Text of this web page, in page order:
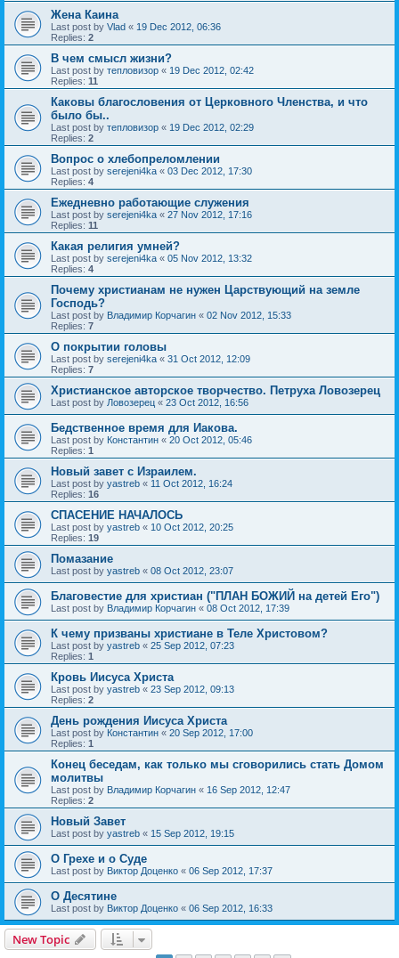
Жена Каина
Last post by Vlad « 19 Dec 2012, 06:36
Replies: 2
В чем смысл жизни?
Last post by тепловизор « 19 Dec 2012, 02:42
Replies: 11
Каковы благословения от Церковного Членства, и что
было бы..
Last post by тепловизор « 19 Dec 2012, 02:29
Replies: 2
Вопрос о хлебопреломлении
Last post by serejeni4ka « 03 Dec 2012, 17:30
Replies: 4
Ежедневно работающие служения
Last post by serejeni4ka « 27 Nov 2012, 17:16
Replies: 11
Какая религия умней?
Last post by serejeni4ka « 05 Nov 2012, 13:32
Replies: 4
Почему христианам не нужен Царствующий на земле
Господь?
Last post by Владимир Корчагин « 02 Nov 2012, 15:33
Replies: 7
О покрытии головы
Last post by serejeni4ka « 31 Oct 2012, 12:09
Replies: 7
Христианское авторское творчество. Петруха Ловозерец
Last post by Ловозерец « 23 Oct 2012, 16:56
Бедственное время для Иакова.
Last post by Константин « 20 Oct 2012, 05:46
Replies: 1
Новый завет с Израилем.
Last post by yastreb « 11 Oct 2012, 16:24
Replies: 16
СПАСЕНИЕ НАЧАЛОСЬ
Last post by yastreb « 10 Oct 2012, 20:25
Replies: 19
Помазание
Last post by yastreb « 08 Oct 2012, 23:07
Благовестие для христиан ("ПЛАН БОЖИЙ на детей Его")
Last post by Владимир Корчагин « 08 Oct 2012, 17:39
К чему призваны христиане в Теле Христовом?
Last post by yastreb « 25 Sep 2012, 07:23
Replies: 1
Кровь Иисуса Христа
Last post by yastreb « 23 Sep 2012, 09:13
Replies: 2
День рождения Иисуса Христа
Last post by Константин « 20 Sep 2012, 17:00
Replies: 1
Конец беседам, как только мы сговорились стать Домом
молитвы
Last post by Владимир Корчагин « 16 Sep 2012, 12:47
Replies: 2
Новый Завет
Last post by yastreb « 15 Sep 2012, 19:15
О Грехе и о Суде
Last post by Виктор Доценко « 06 Sep 2012, 17:37
О Десятине
Last post by Виктор Доценко « 06 Sep 2012, 16:33
New Topic